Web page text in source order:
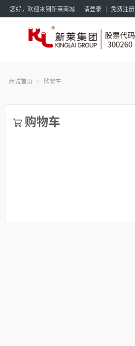
您好，欢迎来到新莱商城 请登录 | 免费注册
商城首页 > 购物车
购物车